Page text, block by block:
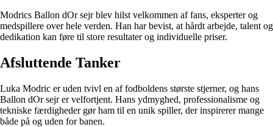
Modrics Ballon dOr sejr blev hilst velkommen af fans, eksperter og
medspillere over hele verden. Han har bevist, at hårdt arbejde, talent og
dedikation kan føre til store resultater og individuelle priser.
Afsluttende Tanker
Luka Modric er uden tvivl en af fodboldens største stjerner, og hans
Ballon dOr sejr er velfortjent. Hans ydmyghed, professionalisme og
tekniske færdigheder gør ham til en unik spiller, der inspirerer mange
både på og uden for banen.